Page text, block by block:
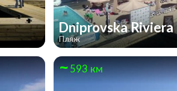
Dniprovska Riviera
Пляж
593 км